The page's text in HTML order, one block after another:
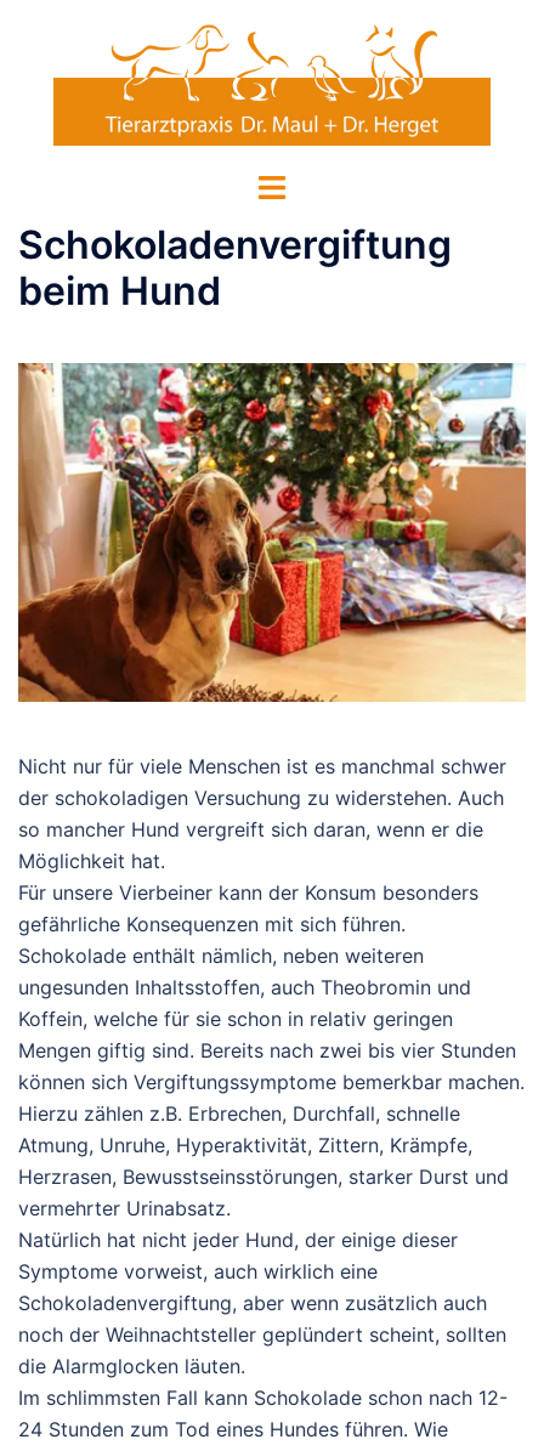
springen
Menü
Schokoladenvergiftung
beim Hund
Nicht nur für viele Menschen ist es manchmal schwer
der schokoladigen Versuchung zu widerstehen. Auch
so mancher Hund vergreift sich daran, wenn er die
Möglichkeit hat.
Für unsere Vierbeiner kann der Konsum besonders
gefährliche Konsequenzen mit sich führen.
Schokolade enthält nämlich, neben weiteren
ungesunden Inhaltsstoffen, auch Theobromin und
Koffein, welche für sie schon in relativ geringen
Mengen giftig sind. Bereits nach zwei bis vier Stunden
können sich Vergiftungssymptome bemerkbar machen.
Hierzu zählen z.B. Erbrechen, Durchfall, schnelle
Atmung, Unruhe, Hyperaktivität, Zittern, Krämpfe,
Herzrasen, Bewusstseinsstörungen, starker Durst und
vermehrter Urinabsatz.
Natürlich hat nicht jeder Hund, der einige dieser
Symptome vorweist, auch wirklich eine
Schokoladenvergiftung, aber wenn zusätzlich auch
noch der Weihnachtsteller geplündert scheint, sollten
die Alarmglocken läuten.
Im schlimmsten Fall kann Schokolade schon nach 12-
24 Stunden zum Tod eines Hundes führen. Wie